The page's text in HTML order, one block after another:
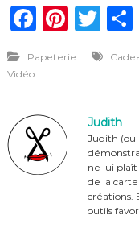
F
c
b
o
o
Pi
te
st
T
w
it
r
P
Papeterie
Vidéo
Judith
Judith (ou
ne lui plaît
de la
créations.
outils